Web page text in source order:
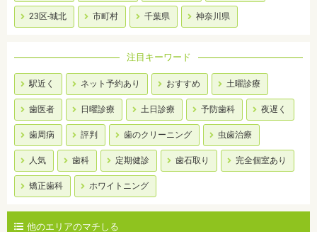
23区-城北 市町村 千葉県 神奈川県
注目キーワード
駅近く ネット予約あり おすすめ 土曜診療
歯医者 日曜診療 土日診療 予防歯科 夜遅く
歯周病 評判 歯のクリーニング 虫歯治療
人気 歯科 定期健診 歯石取り 完全個室あり
矯正歯科 ホワイトニング
他のエリアのマチしる